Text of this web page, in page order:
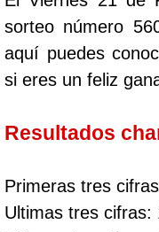
sorteo número
aquí puedes
si eres un feliz
Resultados
Primeras tres
Ultimas tres cifras: